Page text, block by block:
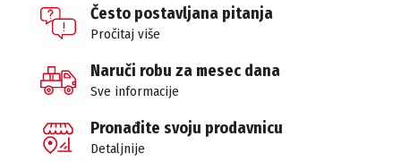
Često postavljana pitanja
Pročitaj više
Naruči robu za mesec dana
Sve informacije
Pronađite svoju prodavnicu
Detaljnije